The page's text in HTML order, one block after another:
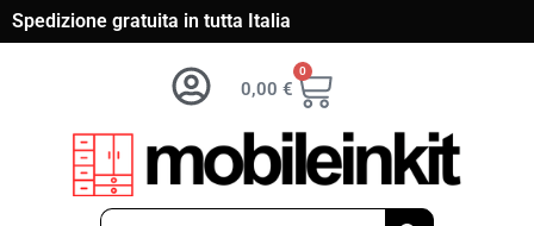
Spedizione gratuita in tutta Italia
0,00 €
0